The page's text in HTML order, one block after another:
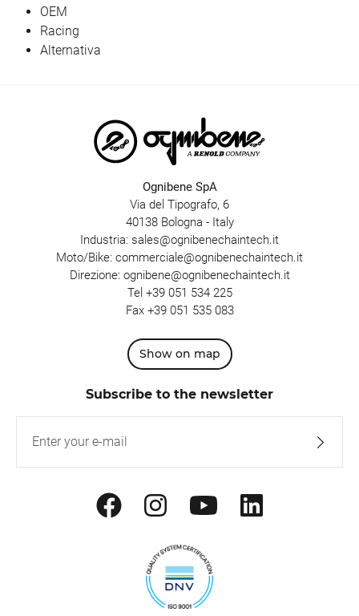
OEM
Racing
Alternativa
Ognibene SpA
Via del Tipografo, 6
40138 Bologna - Italy
Industria: sales@ognibenechaintech.it
Moto/Bike: commerciale@ognibenechaintech.it
Direzione: ognibene@ognibenechaintech.it
Tel +39 051 534 225
Fax +39 051 535 083
Show on map
Subscribe to the newsletter